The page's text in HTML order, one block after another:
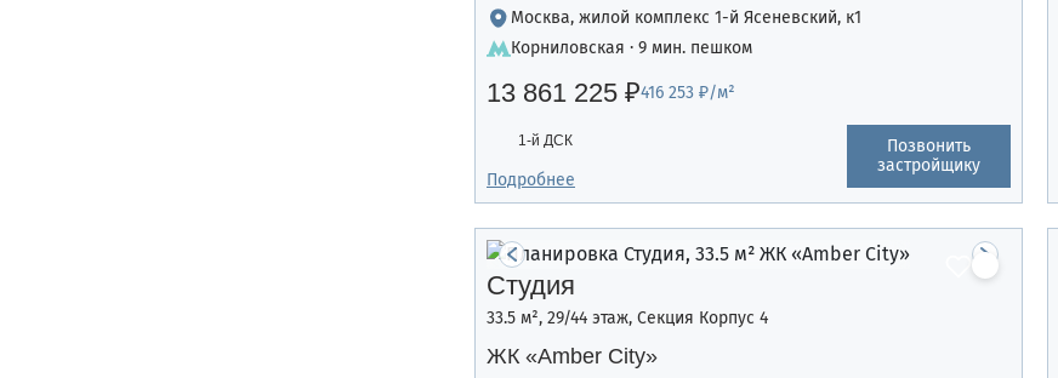
Москва, жилой комплекс 1-й Ясеневский, к1
Корниловская · 9 мин. пешком
13 861 225 ₽416 253 ₽/м²
1-й ДСК
Позвонить
застройщику
Подробнее
Студия
33.5 м², 29/44 этаж, Секция Корпус 4
ЖК «Amber Сity»